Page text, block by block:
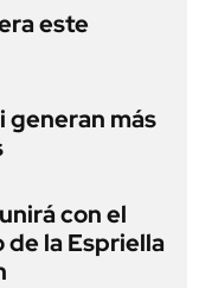
este
generan más
con el
la Espriella